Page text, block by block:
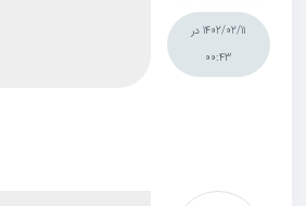
1402/02/11 در
00:43